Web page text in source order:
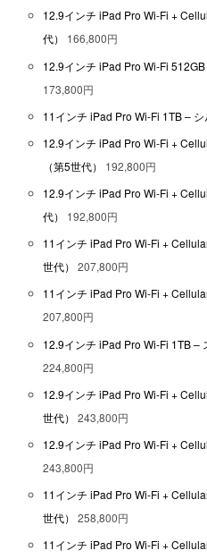
12.9インチ iPad Pro Wi-Fi +
代）
166,800円
12.9インチ iPad Pro Wi-Fi 512GB
173,800円
11インチ iPad Pro Wi-Fi 1TB – シ
12.9インチ iPad Pro Wi-Fi +
（第5世代）
192,800円
12.9インチ iPad Pro Wi-Fi +
代）
192,800円
11インチ iPad Pro Wi-Fi +
世代） 207,800円
11インチ iPad Pro Wi-Fi +
207,800円
12.9インチ iPad Pro Wi-Fi 1TB –
224,800円
12.9インチ iPad Pro Wi-Fi +
世代） 243,800円
12.9インチ iPad Pro Wi-Fi +
243,800円
11インチ iPad Pro Wi-Fi +
世代） 258,800円
11インチ iPad Pro Wi-Fi +